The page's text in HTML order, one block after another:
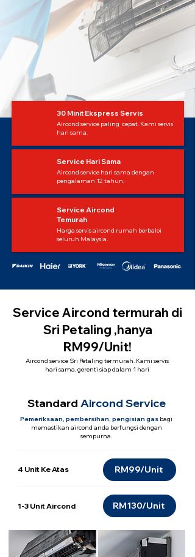
30 Minit Ekspress Servis
Aircond service paling cepat. Kami servis
hari sama.
Service Hari Sama
Aircond service hari sama dengan
pengalaman 12 tahun.
Service Aircond
Temurah
Harga servis aircond rumah berbaloi
seluruh Malaysia.
Service Aircond termurah di
Sri Petaling ,hanya
RM99/Unit!
Aircond service Sri Petaling termurah. Kami servis
hari sama, gerenti siap dalam 1 hari
Standard Aircond Service
Pemeriksaan, pembersihan, pengisian gas bagi
memastikan aircond anda berfungsi dengan
sempurna.
4 Unit Ke Atas RM99/Unit
1-3 Unit Aircond RM130/Unit